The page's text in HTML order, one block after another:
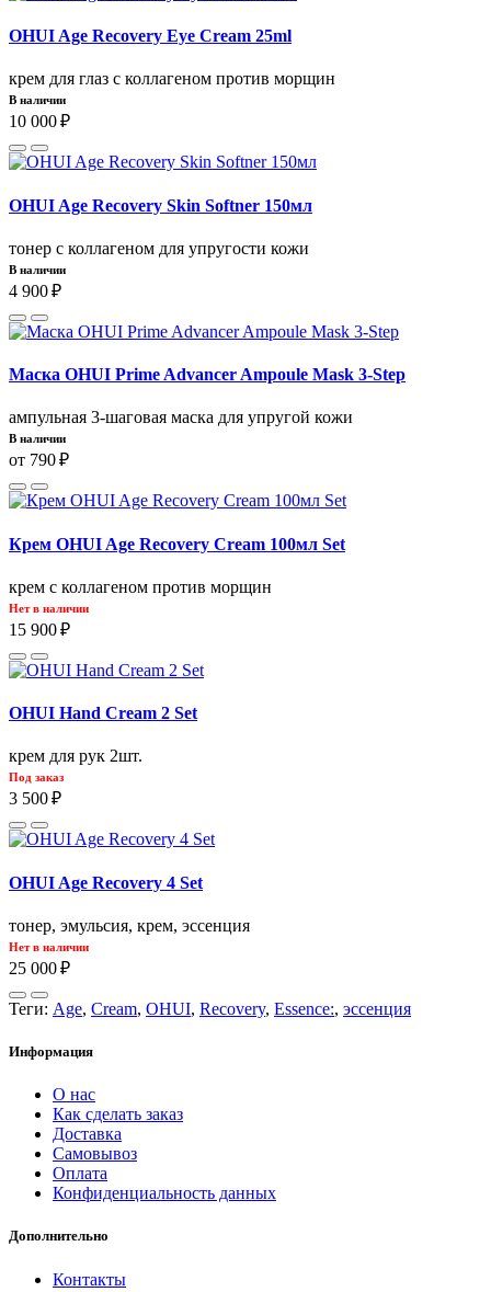
OHUI Age Recovery Eye Cream 25ml
крем для глаз с коллагеном против морщин
В наличии
10 000 ₽
OHUI Age Recovery Skin Softner 150мл
тонер с коллагеном для упругости кожи
В наличии
4 900 ₽
Маска OHUI Prime Advancer Ampoule Mask 3-Step
ампульная 3-шаговая маска для упругой кожи
В наличии
от 790 ₽
Крем OHUI Age Recovery Cream 100мл Set
крем с коллагеном против морщин
Нет в наличии
15 900 ₽
OHUI Hand Cream 2 Set
крем для рук 2шт.
Под заказ
3 500 ₽
OHUI Age Recovery 4 Set
тонер, эмульсия, крем, эссенция
Нет в наличии
25 000 ₽
Теги: Age, Cream, OHUI, Recovery, Essence:, эссенция
Информация
О нас
Как сделать заказ
Доставка
Самовывоз
Оплата
Конфиденциальность данных
Дополнительно
Контакты